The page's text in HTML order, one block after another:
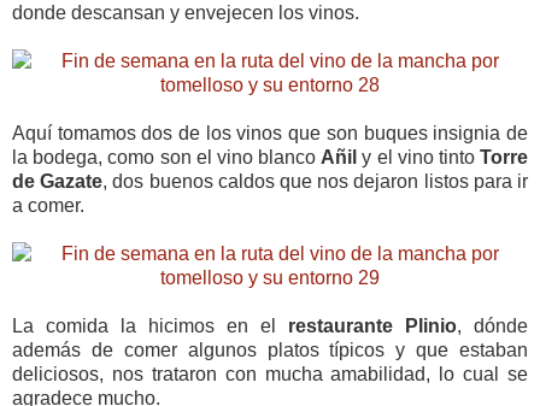
donde descansan y envejecen los vinos.
Aquí tomamos dos de los vinos que son buques insignia de
la bodega, como son el vino blanco Añil y el vino tintoTorre
de Gazate, dos buenos caldos que nos dejaron listos para ir
a comer.
La comida la hicimos en el restaurante Plinio, dónde
además de comer algunos platos típicos y que estaban
deliciosos, nos trataron con mucha amabilidad, lo cual se
agradece mucho.